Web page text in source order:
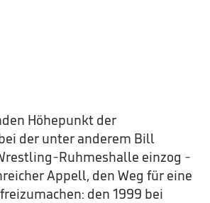
Höhepunkt der
der unter anderem Bill
Ruhmeshalle einzog -
Appell, den Weg für eine
den 1999 bei